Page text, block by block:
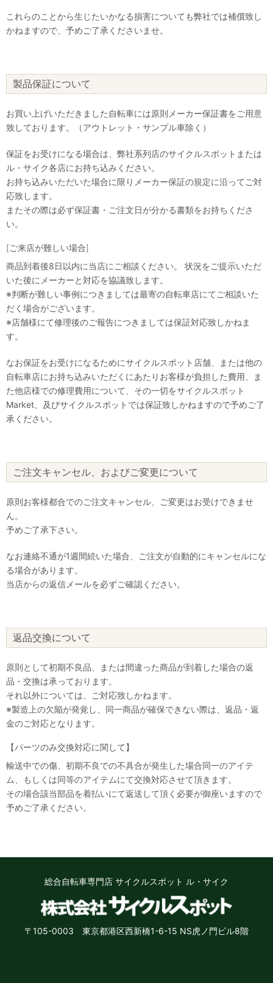
これらのことから生じたいかなる損害についても弊社では補償致し
かねますので、予めご了承くださいませ。
製品保証について
お買い上げいただきました自転車には原則メーカー保証書をご用意
致しております。（アウトレット・サンプル車除く）
保証をお受けになる場合は、弊社系列店のサイクルスポットまたは
ル・サイク各店にお持ち込みください。
お持ち込みいただいた場合に限りメーカー保証の規定に沿ってご対
応致します。
またその際は必ず保証書・ご注文日が分かる書類をお持ちくださ
い。
[ご来店が難しい場合]
商品到着後8日以内に当店にご相談ください。 状況をご提示いただ
いた後にメーカーと対応を協議致します。
※判断が難しい事例につきましては最寄の自転車店にてご相談いた
だく場合がございます。
※店舗様にて修理後のご報告につきましては保証対応致しかねま
す。
なお保証をお受けになるためにサイクルスポット店舗、または他の
自転車店にお持ち込みいただくにあたりお客様が負担した費用、ま
た他店様での修理費用について、その一切をサイクルスポット
Market、及びサイクルスポットでは保証致しかねますので予めご了
承ください。
ご注文キャンセル、およびご変更について
原則お客様都合でのご注文キャンセル、ご変更はお受けできませ
ん。
予めご了承下さい。
なお連絡不通が1週間続いた場合、ご注文が自動的にキャンセルにな
る場合があります。
当店からの返信メールを必ずご確認ください。
返品交換について
原則として初期不良品、または間違った商品が到着した場合の返
品・交換は承っております。
それ以外については、ご対応致しかねます。
※製造上の欠陥が発覚し、同一商品が確保できない際は、返品・返
金のご対応となります。
【パーツのみ交換対応に関して】
輸送中での傷、初期不良での不具合が発生した場合同一のアイテ
ム、もしくは同等のアイテムにて交換対応させて頂きます。
その場合該当部品を着払いにて返送して頂く必要が御座いますので
予めご了承ください。
総合自転車専門店 サイクルスポット ル・サイク
〒105-0003 東京都港区西新橋1-6-15 NS虎ノ門ビル8階